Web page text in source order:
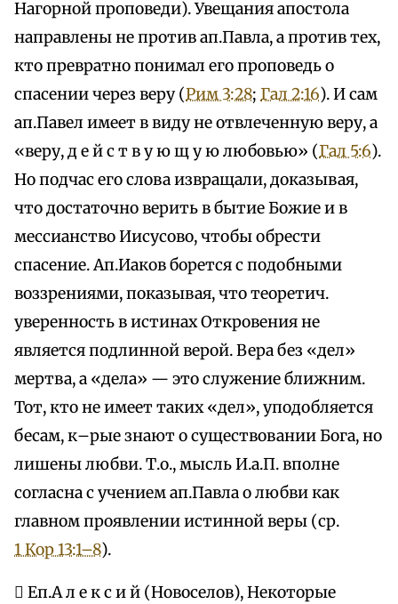
Нагорной проповеди). Увещания апостола
направлены не против ап.Павла, а против тех,
кто превратно понимал его проповедь о
спасении через веру (Рим 3:28; Гал 2:16). И сам
ап.Павел имеет в виду не отвлеченную веру, а
«веру, д е й с т в у ю щ у ю любовью» (Гал 5:6).
Но подчас его слова извращали, доказывая,
что достаточно верить в бытие Божие и в
мессианство Иисусово, чтобы обрести
спасение. Ап.Иаков борется с подобными
воззрениями, показывая, что теоретич.
уверенность в истинах Откровения не
является подлинной верой. Вера без «дел»
мертва, а «дела» — это служение ближним.
Тот, кто не имеет таких «дел», уподобляется
бесам, к–рые знают о существовании Бога, но
лишены любви. Т.о., мысль И.а.П. вполне
согласна с учением ап.Павла о любви как
главном проявлении истинной веры (ср.
1 Кор 13:1–8).
 Еп.А л е к с и й (Новоселов), Некоторые